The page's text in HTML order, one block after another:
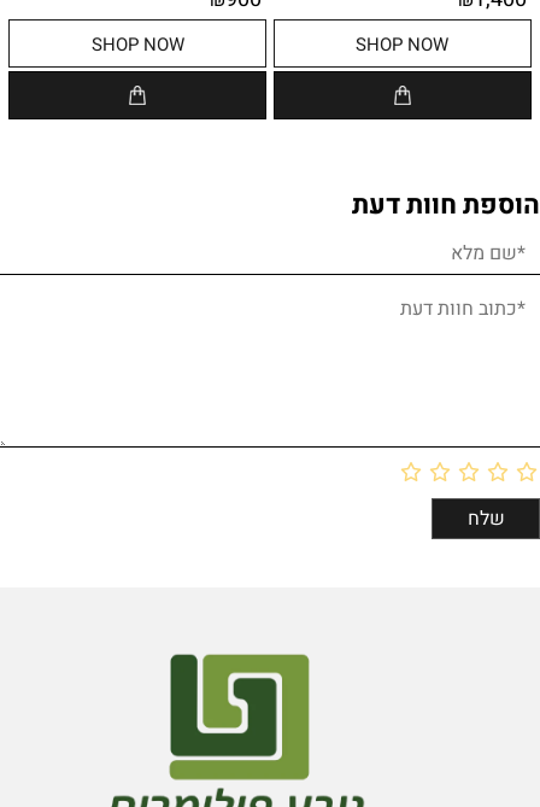
SHOP NOW
SHOP NOW
הוספת חוות דעת